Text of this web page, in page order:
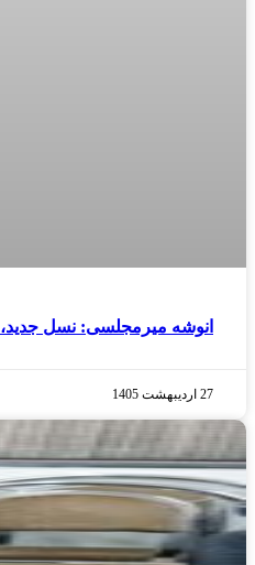
انوشه میرمجلسی: نسل جدید،
27 اردیبهشت 1405